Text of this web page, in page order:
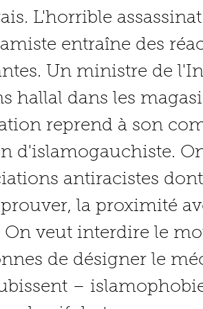
L'horrible
entraîne des
Un ministre de
hallal dans les
reprend à son
d'islamogauchiste.
antiracistes
la proximité
On veut interdire le
de désigner le
–